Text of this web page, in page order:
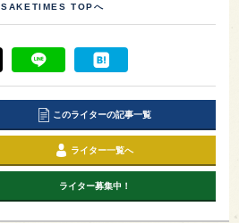
SAKETIMES TOPへ
このライターの記事一覧
ライター一覧へ
ライター募集中！